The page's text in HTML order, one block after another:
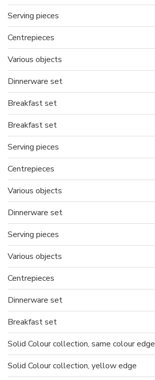
Serving pieces
Centrepieces
Various objects
Dinnerware set
Breakfast set
Breakfast set
Serving pieces
Centrepieces
Various objects
Dinnerware set
Serving pieces
Various objects
Centrepieces
Dinnerware set
Breakfast set
Solid Colour collection, same colour edge
Solid Colour collection, yellow edge